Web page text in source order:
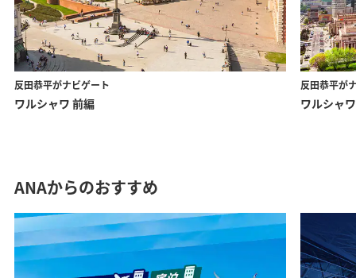
反田恭平がナビゲート
ワルシャワ 前編
反田恭平が
ワルシャ
ANAからのおすすめ